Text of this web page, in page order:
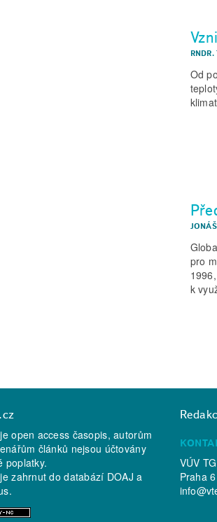
Od
pro
k
open access časopis, autorům
článků nejsou účtovány
poplatky.
zahrnut do databází DOAJ a
.
VÚV
Praha